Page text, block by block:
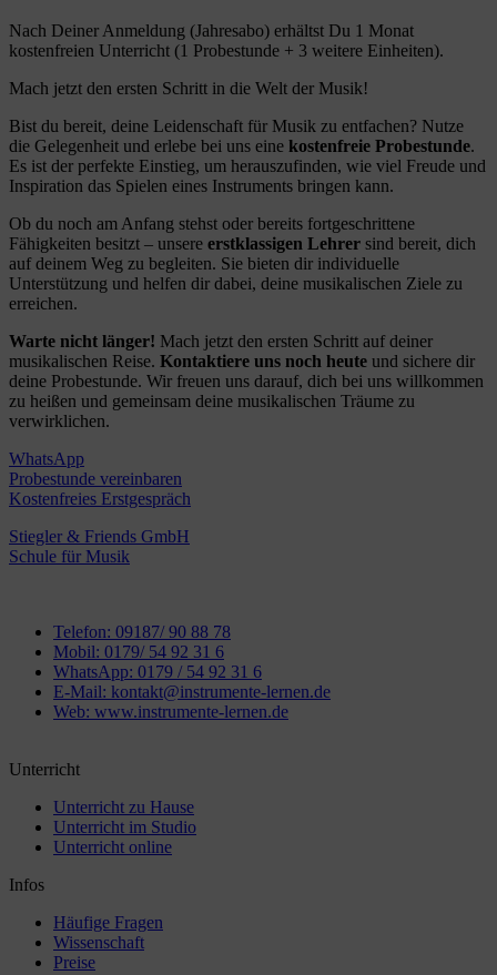
Nach Deiner Anmeldung (Jahresabo) erhältst Du 1 Monat
kostenfreien Unterricht (1 Probestunde + 3 weitere Einheiten).
Mach jetzt den ersten Schritt in die Welt der Musik!
Bist du bereit, deine Leidenschaft für Musik zu entfachen? Nutze
die Gelegenheit und erlebe bei uns eine kostenfreie Probestunde.
Es ist der perfekte Einstieg, um herauszufinden, wie viel Freude und
Inspiration das Spielen eines Instruments bringen kann.
Ob du noch am Anfang stehst oder bereits fortgeschrittene
Fähigkeiten besitzt – unsere erstklassigen Lehrer sind bereit, dich
auf deinem Weg zu begleiten. Sie bieten dir individuelle
Unterstützung und helfen dir dabei, deine musikalischen Ziele zu
erreichen.
Warte nicht länger! Mach jetzt den ersten Schritt auf deiner
musikalischen Reise. Kontaktiere uns noch heute und sichere dir
deine Probestunde. Wir freuen uns darauf, dich bei uns willkommen
zu heißen und gemeinsam deine musikalischen Träume zu
verwirklichen.
WhatsApp
Probestunde vereinbaren
Kostenfreies Erstgespräch
Stiegler & Friends GmbH
Schule für Musik
Telefon: 09187/ 90 88 78
Mobil: 0179/ 54 92 31 6
WhatsApp: 0179 / 54 92 31 6
E-Mail: kontakt@instrumente-lernen.de
Web: www.instrumente-lernen.de
Unterricht
Unterricht zu Hause
Unterricht im Studio
Unterricht online
Infos
Häufige Fragen
Wissenschaft
Preise